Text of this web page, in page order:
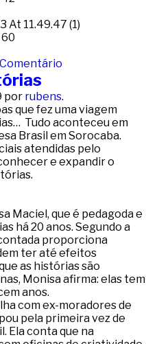
por rubens.
que fez uma viagem
Tudo aconteceu em
Brasil em Sorocaba.
atendidas pelo
e expandir o
Maciel, que é pedagoda e
há 20 anos. Segundo a
proporciona
ter até efeitos
as histórias são
Monisa afirma: elas tem
anos.
com ex-moradores de
pela primeira vez de
Ela conta que na